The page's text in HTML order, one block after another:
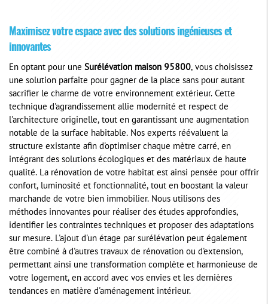
Maximisez votre espace avec des solutions ingénieuses et
innovantes
En optant pour une Surélévation maison 95800, vous choisissez
une solution parfaite pour gagner de la place sans pour autant
sacrifier le charme de votre environnement extérieur. Cette
technique d'agrandissement allie modernité et respect de
l'architecture originelle, tout en garantissant une augmentation
notable de la surface habitable. Nos experts réévaluent la
structure existante afin d'optimiser chaque mètre carré, en
intégrant des solutions écologiques et des matériaux de haute
qualité. La rénovation de votre habitat est ainsi pensée pour offrir
confort, luminosité et fonctionnalité, tout en boostant la valeur
marchande de votre bien immobilier. Nous utilisons des
méthodes innovantes pour réaliser des études approfondies,
identifier les contraintes techniques et proposer des adaptations
sur mesure. L'ajout d'un étage par surélévation peut également
être combiné à d'autres travaux de rénovation ou d'extension,
permettant ainsi une transformation complète et harmonieuse de
votre logement, en accord avec vos envies et les dernières
tendances en matière d'aménagement intérieur.